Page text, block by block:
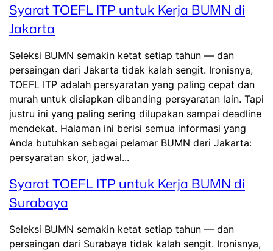
Syarat TOEFL ITP untuk Kerja BUMN di
Jakarta
Seleksi BUMN semakin ketat setiap tahun — dan
persaingan dari Jakarta tidak kalah sengit. Ironisnya,
TOEFL ITP adalah persyaratan yang paling cepat dan
murah untuk disiapkan dibanding persyaratan lain. Tapi
justru ini yang paling sering dilupakan sampai deadline
mendekat. Halaman ini berisi semua informasi yang
Anda butuhkan sebagai pelamar BUMN dari Jakarta:
persyaratan skor, jadwal...
Syarat TOEFL ITP untuk Kerja BUMN di
Surabaya
Seleksi BUMN semakin ketat setiap tahun — dan
persaingan dari Surabaya tidak kalah sengit. Ironisnya,